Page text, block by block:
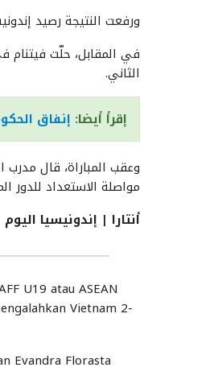
ورفعت النتيجة رصيد إندونيسيا إلى ٩ نقاط في صدارة المجموعة الأولى،
الثاني.
إقرأ أيضا: إنفاق الحكومة
مواصلة الاستعداد
أنتارا | إندونيسيا اليوم
U19 atau ASEAN
Vietnam 2-
Evandra Florasta